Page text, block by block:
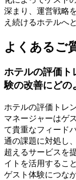
深まり、運営戦略
え続けるホテルへ
よくあるご
ホテルの評価ト
験の改善にどの
ホテルの評価トレ
マネージャーはゲ
て貴重なフィード
通の課題に対処し
超えるサービスを
イトを活用するこ
ゲスト体験につな